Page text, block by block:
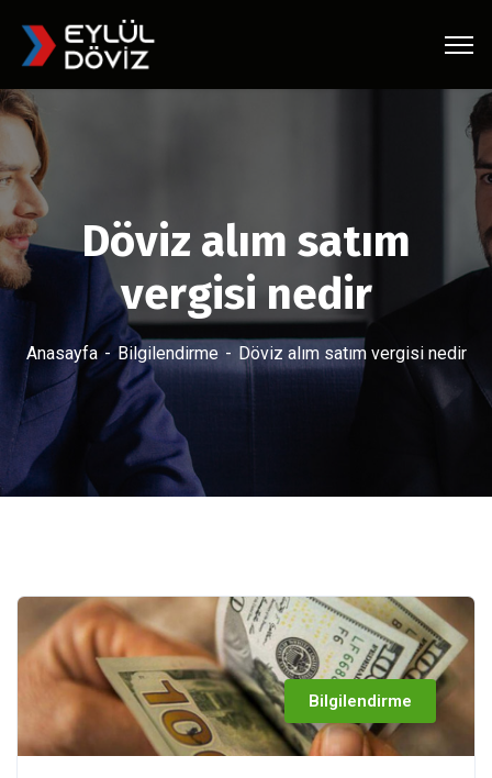
Döviz alım satım
vergisi nedir
Anasayfa Bilgilendirme Döviz alım satım vergisi nedir
Bilgilendirme